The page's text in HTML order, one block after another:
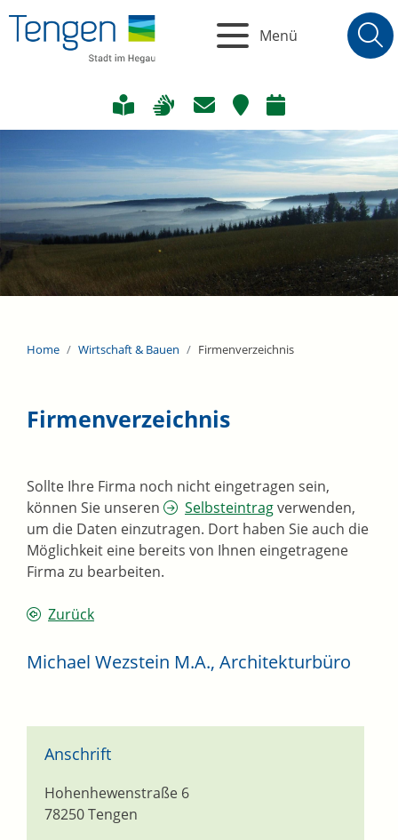
Menü
Home Wirtschaft & Bauen Firmenverzeichnis
Firmenverzeichnis
Sollte Ihre Firma noch nicht eingetragen sein,
können Sie unseren
Selbsteintragverwenden,
um die Daten einzutragen. Dort haben Sie auch die
Möglichkeit eine bereits von Ihnen eingetragene
Firma zu bearbeiten.
Zurück
Michael Wezstein M.A., Architekturbüro
Anschrift
Hohenhewenstraße 6
78250Tengen